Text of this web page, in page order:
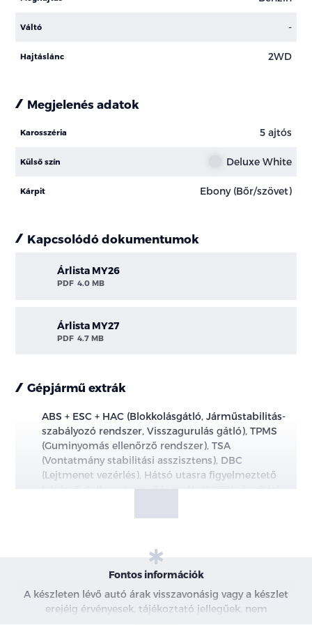
Váltó -
Hajtáslánc 2WD
Megjelenés adatok
Karosszéria 5 ajtós
Külső szín Deluxe White
Kárpit Ebony (Bőr/szövet)
Kapcsolódó dokumentumok
Árlista MY26
PDF 4.0 MB
Árlista MY27
PDF 4.7 MB
Gépjármű extrák
ABS + ESC + HAC (Blokkolásgátló, Járműstabilitás-
szabályozó rendszer, Visszagurulás gátló), TPMS
(Guminyomás ellenőrző rendszer), TSA
(Vontatmány stabilitási asszisztens), DBC
(Lejtmenet vezérlés), Hátsó utasra figyelmeztető
jelzés, E-Call rendszer, 7 légzsák, ISOFIX rögzítési
kormány mögötti szenzorral)
ISLA (Intelligens sebességkorlátozás asszisztens)
LKA (Sávtartó asszisztens)
Fontos információk
A készleten lévő autó árak visszavonásig vagy a készlet
erejéig érvényesek, tájékoztató jellegűek, nem